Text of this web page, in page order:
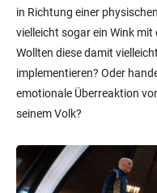
in Richtung einer
vielleicht sogar ein Wink
Wollten diese damit
implementieren? Oder
emotionale Überreaktion
seinem Volk?